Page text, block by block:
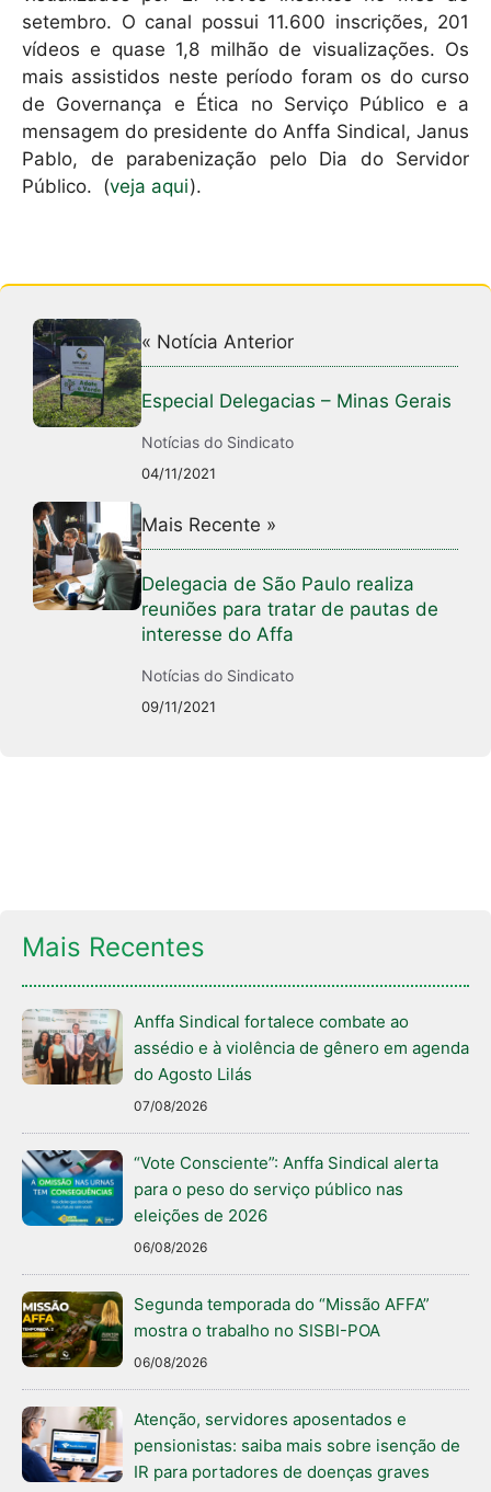
setembro. O canal possui 11.600 inscrições, 201
vídeos e quase 1,8 milhão de visualizações. Os
mais assistidos neste período foram os do curso
de Governança e Ética no Serviço Público e a
mensagem do presidente do Anffa Sindical, Janus
Pablo, de parabenização pelo Dia do Servidor
Público. (veja aqui).
« Notícia Anterior
Especial Delegacias – Minas Gerais
Notícias do Sindicato
04/11/2021
Mais Recente »
Delegacia de São Paulo realiza
reuniões para tratar de pautas de
interesse do Affa
Notícias do Sindicato
09/11/2021
Mais Recentes
Anffa Sindical fortalece combate ao
assédio e à violência de gênero em agenda
do Agosto Lilás
07/08/2026
“Vote Consciente”: Anffa Sindical alerta
para o peso do serviço público nas
eleições de 2026
06/08/2026
Segunda temporada do “Missão AFFA”
mostra o trabalho no SISBI-POA
06/08/2026
Atenção, servidores aposentados e
pensionistas: saiba mais sobre isenção de
IR para portadores de doenças graves